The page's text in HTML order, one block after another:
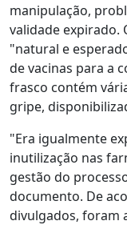
manipulação,
validade expirado.
"natural e
de vacinas para a
frasco contém
gripe,
"Era igualmente
inutilização nas
gestão do
documento. De
divulgados, foram